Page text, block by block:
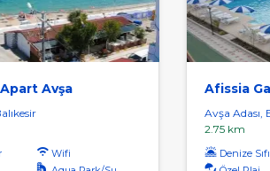
Avşa
Wifi
Afissia
Avşa Adası,
2.75 km
Denize